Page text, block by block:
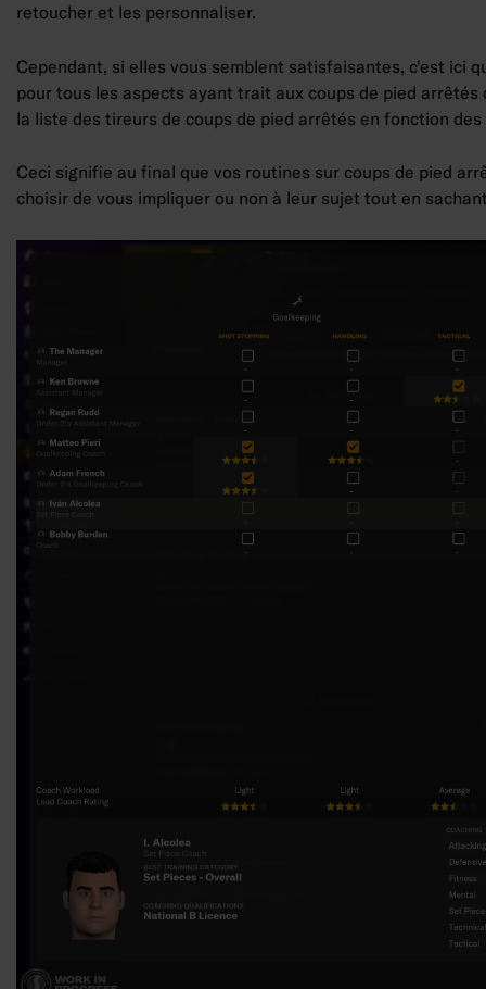
retoucher et les personnaliser.
Cependant, si elles vous semblent satisfaisantes, c'est ici
pour tous les aspects ayant trait aux coups de pied
la liste des tireurs de coups de pied arrêtés en fonction
Ceci signifie au final que vos routines sur coups de pied
choisir de vous impliquer ou non à leur sujet tout en